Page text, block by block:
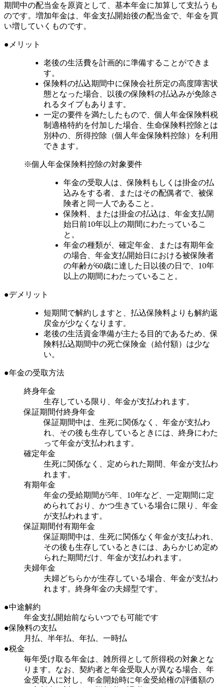
期間中の配当金を原資として、基本年金に加算して支払うも
のです。増加年金は、年金支払開始後の配当金で、年金を買
い増していくものです。
●メリット
老後の生活費を計画的に準備することができま
す。
保険料の払込期間中に保険会社所定の高度障害状
態となった場合、以後の保険料の払込みが免除さ
れるタイプもあります。
一定の要件を満たしたもので、個人年金保険料税
制適格特約を付加した場合、生命保険料控除とは
別枠の、所得控除（個人年金保険料控除）を利用
できます。
※個人年金保険料控除の対象要件
年金の受取人は、保険料もしくは掛金の払
込みをする者、またはその配偶者で、被保
険者と同一人であること。
保険料、または掛金の払込は、年金支払開
始日前10年以上の期間にわたっているこ
と。
年金の種類が、確定年金、または有期年金
の場合、年金支払開始日における被保険者
の年齢が60歳に達した日以後の日で、10年
以上の期間にわたっていること。
●デメリット
短期間で解約しますと、払込保険料よりも解約返
戻金が少なくなります。
老後の生活資金準備が主たる目的であるため、保
険料払込期間中の死亡保険金（給付額）は少な
い。
●年金の受取方法
終身年金
生存している限り、年金が支払われます。
保証期間付終身年金
保証期間中は、生死に関係なく、年金が支払わ
れ、その後も生存しているときには、終身にわた
って年金が支払われます。
確定年金
生死に関係なく、定められた期間、年金が支払わ
れます。
有期年金
年金の受給期間が5年、10年など、一定期間に定
められており、かつ生きている場合に限り、年金
が支払われます。
保証期間付有期年金
保証期間中は、生死に関係なく年金が支払われ、
その後も生存しているときには、あらかじめ定め
られた期間だけ、年金が支払われます。
夫婦年金
夫婦どちらかが生存している場合、年金が支払わ
れます。終身年金の夫婦型です。
●中途解約
年金支払開始前ならいつでも可能です
●保険料の支払
月払、半年払、年払、一時払
●税金
毎年受け取る年金は、雑所得として所得税の対象とな
ります。なお、契約者と年金受取人が異なる場合、年
金受取人に対し、年金開始時に年金受給権の評価額の